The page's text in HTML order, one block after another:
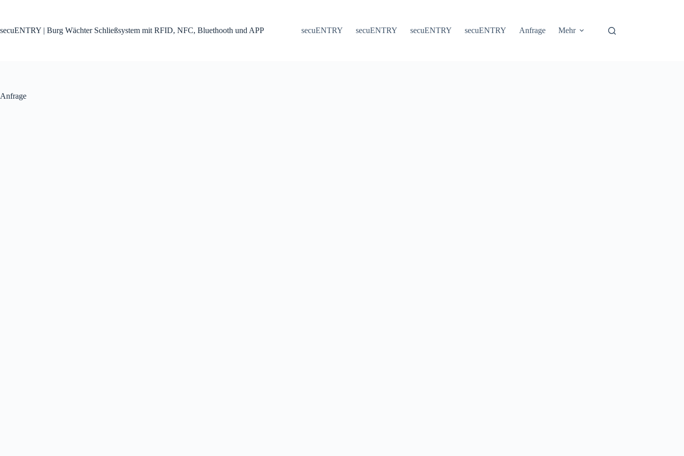
secuENTRY | Burg Wächter Schließsystem mit RFID, NFC, Bluethooth und APP
secuENTRY secuENTRY secuENTRY secuENTRY Anfrage Mehr
Anfrage